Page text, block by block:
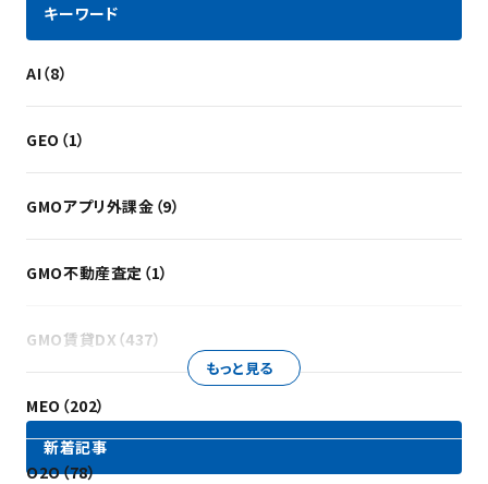
キーワード
AI（8）
GEO（1）
GMOアプリ外課金（9）
GMO不動産査定（1）
GMO賃貸DX（437）
MEO（202）
O2O（78）
もっと見る
新着記事